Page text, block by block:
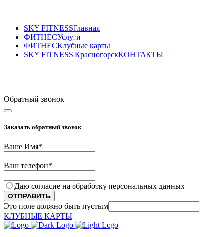
SKY FITNESSГлавная
ФИТНЕСУслуги
ФИТНЕСКлубные карты
SKY FITNESS КрасногорскКОНТАКТЫ
Обратный звонок
Заказать обратный звонок
Ваше Имя*
Ваш телефон*
Даю согласие на обработку персональных данных
ОТПРАВИТЬ
Это поле должно быть пустым
КЛУБНЫЕ КАРТЫ